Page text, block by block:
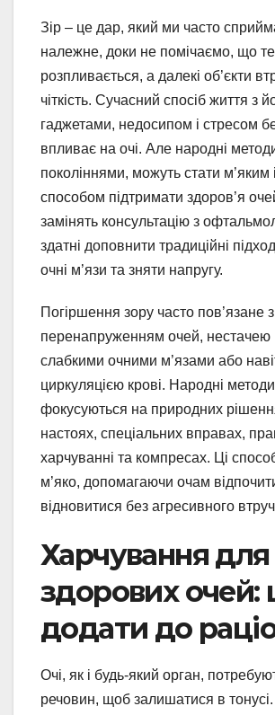
Зір – це дар, який ми часто
належне, доки не помічаємо, що
розпливається, а далекі об’єкти
чіткість. Сучасний спосіб життя з
гаджетами, недосипом і стресом
впливає на очі. Але народні
поколіннями, можуть стати м’яким
способом підтримати здоров’я
замінять консультацію з
здатні доповнити традиційні
очні м’язи та зняти напругу.
Погіршення зору часто пов’язане з
перенапруженням очей, нестачею
слабкими очними м’язами або
циркуляцією крові. Народні методи
фокусуються на природних
настоях, спеціальних вправах,
харчуванні та компресах. Ці
м’яко, допомагаючи очам
відновитися без агресивного
Харчування для
здорових очей:
додати до
Очі, як і будь-який орган,
речовин, щоб залишатися в